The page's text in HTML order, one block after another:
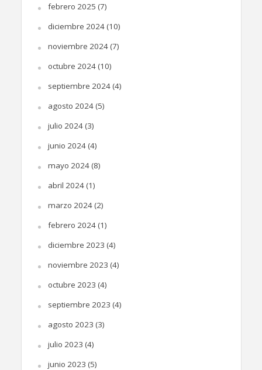
febrero 2025 (7)
diciembre 2024(10)
noviembre 2024(7)
octubre 2024(10)
septiembre 2024(4)
agosto 2024(5)
julio 2024(3)
junio 2024(4)
mayo 2024(8)
abril 2024(1)
marzo 2024(2)
febrero 2024(1)
diciembre 2023 (4)
noviembre 2023 (4)
octubre 2023 (4)
septiembre 2023 (4)
agosto 2023 (3)
julio 2023 (4)
junio 2023 (5)